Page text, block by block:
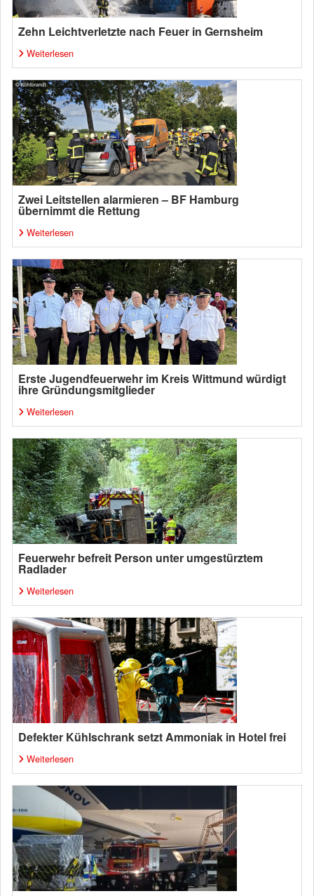
Zehn Leichtverletzte nach Feuer in Gernsheim
Weiterlesen
Zwei Leitstellen alarmieren – BF Hamburg
übernimmt die Rettung
Weiterlesen
Erste Jugendfeuerwehr im Kreis Wittmund würdigt
ihre Gründungsmitglieder
Weiterlesen
Feuerwehr befreit Person unter umgestürztem
Radlader
Weiterlesen
Defekter Kühlschrank setzt Ammoniak in Hotel frei
Weiterlesen